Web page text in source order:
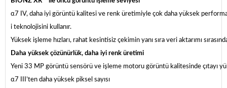
α7 IV, daha iyi görüntü kalitesi ve renk üretimiyle çok daha yüksek
i teknolojisini kullanır.
Yüksek işleme hızları, rahat kesintisiz çekimin yanı sıra veri aktarımı
Daha yüksek çözünürlük, daha iyi renk üretimi
Yeni 33 MP görüntü sensörü ve işleme motoru görüntü kalitesinde çıtayı
α7 III’ten daha yüksek piksel sayısı